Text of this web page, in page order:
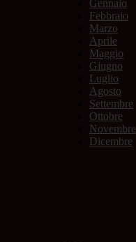
Gennaio
Febbraio
Marzo
Aprile
Maggio
Giugno
Luglio
Agosto
Settembre
Ottobre
Novembre
Dicembre